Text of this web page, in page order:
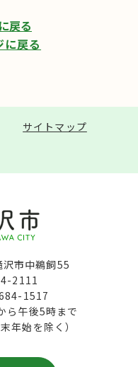
戻る
に戻る
サイトマップ
市中鵜飼55
2111
1517
ら午後5時まで
年始を除く）